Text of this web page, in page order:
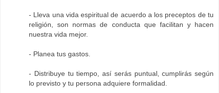
- Lleva una vida espiritual de acuerdo a los preceptos de tu
religión, son normas de conducta que facilitan y hacen
nuestra vida mejor.
- Planea tus gastos.
- Distribuye tu tiempo, así serás puntual, cumplirás según
lo previsto y tu persona adquiere formalidad.